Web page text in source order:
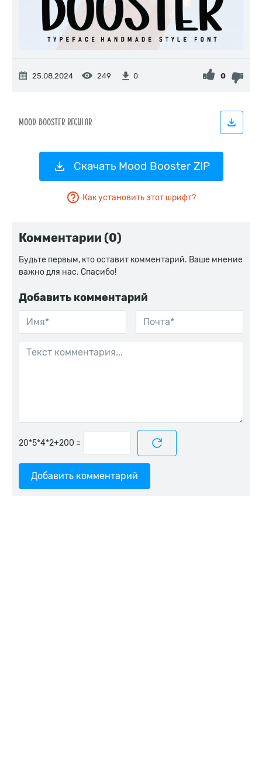
25.08.2024 249 0 0
Скачать Mood Booster ZIP
Как установить этот шрифт?
Комментарии (0)
Будьте первым, кто оставит комментарий. Ваше мнение
важно для нас. Спасибо!
Добавить комментарий
=
Добавить комментарий